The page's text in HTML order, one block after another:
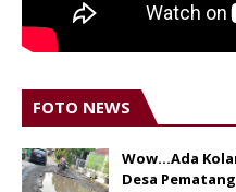
FOTO NEWS
Wow...Ada
Desa